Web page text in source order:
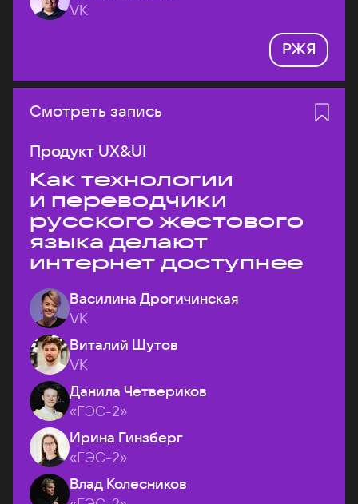
VK
РЖЯ
Смотреть запись
Продукт UX&UI
Как технологии
и переводчики
русского жестового
языка делают
интернет доступнее
Василина Дрогичинская
VK
Виталий Шутов
VK
Данила Четвериков
«ГЭС-2»
Ирина Гинзберг
«ГЭС-2»
Влад Колесников